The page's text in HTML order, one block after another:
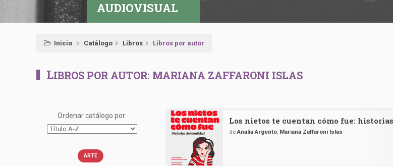
AUDIOVISUAL
Inicio Catálogo Libros Libros por autor
LIBROS POR AUTOR: MARIANA ZAFFARONI ISLAS
Ordenar catálogo por:
ARTE
Los nietos te cuentan cómo fue:
deAnalía Argento, Mariana Zaffaroni Islas